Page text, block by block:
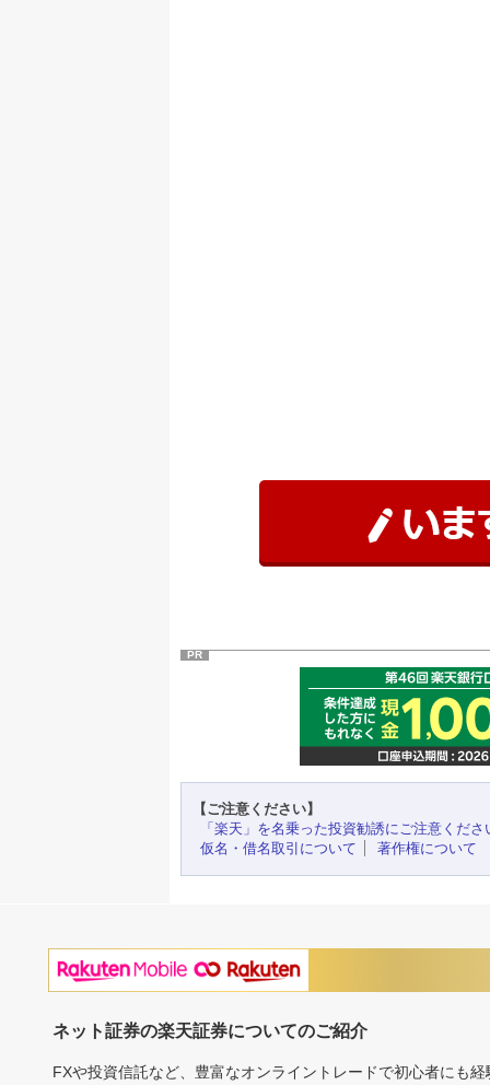
PR
【ご注意ください】
「楽天」を名乗った投資勧誘にご注意くださ
仮名・借名取引について
著作権について
ネット証券の楽天証券についてのご紹介
FXや投資信託など、豊富なオンライントレードで初心者にも